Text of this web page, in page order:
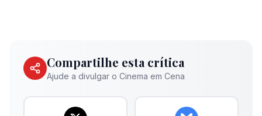
Compartilhe esta crítica
Ajude a divulgar o Cinema em Cena